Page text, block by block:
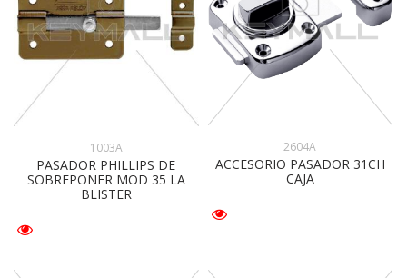
1003A
PASADOR PHILLIPS DE
SOBREPONER MOD 35 LA
BLISTER
2604A
ACCESORIO PASADOR 31CH
CAJA